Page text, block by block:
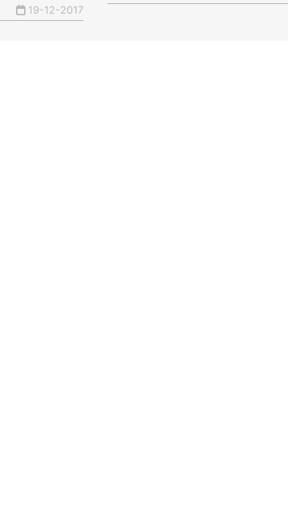
19-12-2017